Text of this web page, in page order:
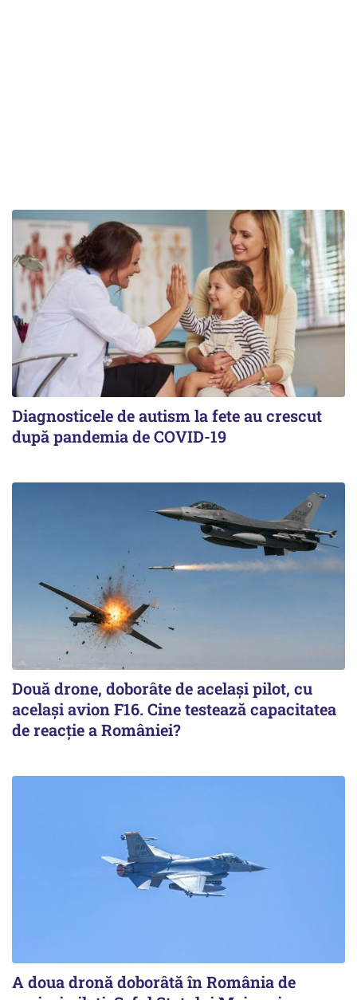
Diagnosticele de autism la fete au crescut
după pandemia de COVID-19
Două drone, doborâte de acelaşi pilot, cu
acelaşi avion F16. Cine testează capacitatea
de reacţie a României?
A doua dronă doborâtă în România de